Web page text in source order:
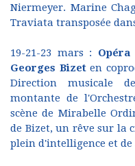
Niermeyer. Marine
Traviata transposée
19-21-23 mars :
Georges Bizeten
Direction musicale
montante de
scène de Mirabelle
de Bizet, un rêve sur la
plein d'intelligence et de